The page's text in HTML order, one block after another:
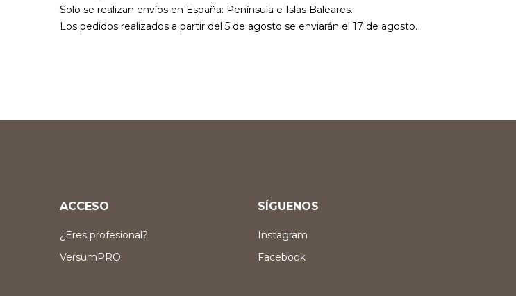
Solo se realizan envíos en España: Península e Islas Baleares.
Los pedidos realizados a partir del 5 de agosto se enviarán el 17 de agosto.
ACCESO
¿Eres profesional?
VersumPRO
SÍGUENOS
Instagram
Facebook